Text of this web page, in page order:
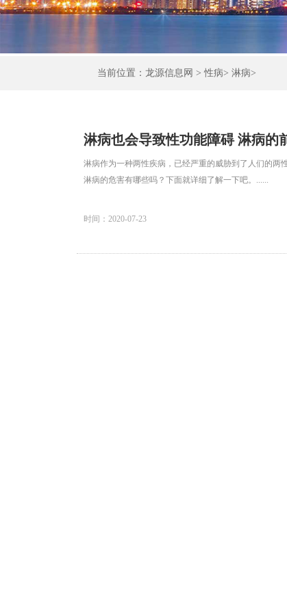
当前位置： 龙源信息网 >性病> 淋病>
淋病也会导致性功能障碍 淋病的
淋病作为一种两性疾病，已经严重的威胁到了人们的两
淋病的危害有哪些吗？下面就详细了解一下吧。......
时间：2020-07-23